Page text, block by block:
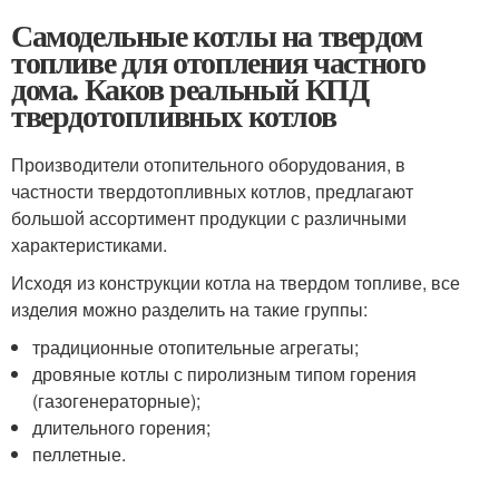
Самодельные котлы на твердом
топливе для отопления частного
дома. Каков реальный КПД
твердотопливных котлов
Производители отопительного оборудования, в
частности твердотопливных котлов, предлагают
большой ассортимент продукции с различными
характеристиками.
Исходя из конструкции котла на твердом топливе, все
изделия можно разделить на такие группы:
традиционные отопительные агрегаты;
дровяные котлы с пиролизным типом горения
(газогенераторные);
длительного горения;
пеллетные.